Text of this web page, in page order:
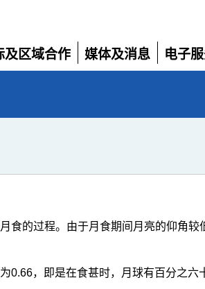
及区域合作
媒体及消息
展
电子
展
食的过程。由于月食期间月亮的仰角
0.66，即是在食甚时，月球有百分之六